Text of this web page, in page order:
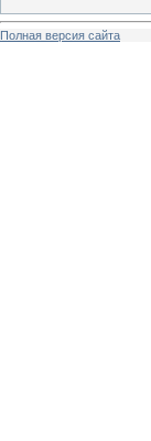
Полная версия сайта